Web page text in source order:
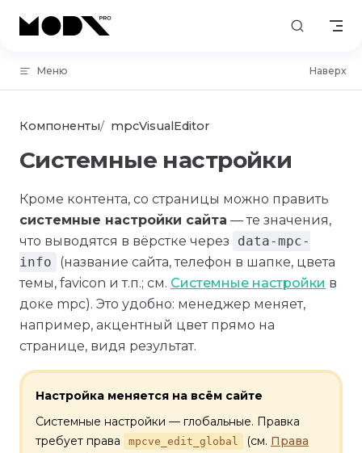
Skip to content
Меню Наверх
Компоненты mpcVisualEditor
Системные настройки
Кроме контента, со страницы можно править
системные настройки сайта — те значения,
что выводятся в вёрстке через
data-mpc-
info
(название сайта, телефон в шапке, цвета
темы, favicon и т.п.; см. Системные настройки в
доке mpc). Это удобно: менеджер меняет,
например, акцентный цвет прямо на
странице, видя результат.
Настройка меняется на всём сайте
Системные настройки — глобальные. Правка
требует права
mpcve_edit_global (см. Права